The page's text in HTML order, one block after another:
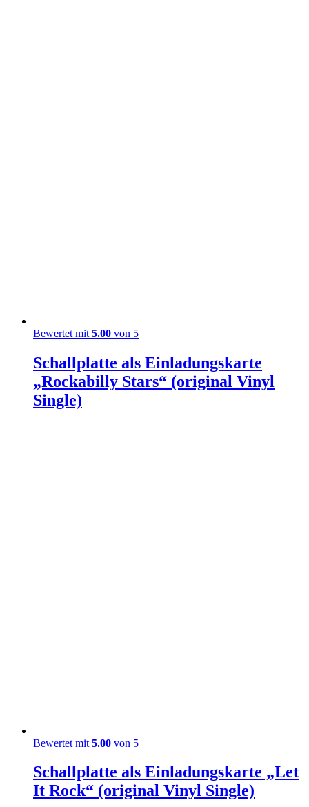
Bewertet mit 5.00 von 5
Schallplatte als Einladungskarte
„Rockabilly Stars“ (original Vinyl
Single)
Bewertet mit 5.00 von 5
Schallplatte als Einladungskarte „Let
It Rock“ (original Vinyl Single)